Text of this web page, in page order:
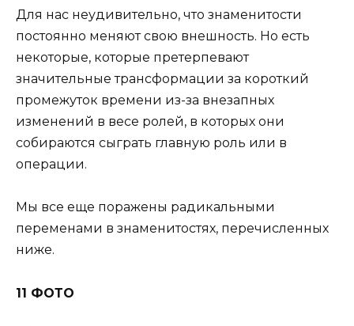
Для нас неудивительно, что знаменитости
постоянно меняют свою внешность. Но есть
некоторые, которые претерпевают
значительные трансформации за короткий
промежуток времени из-за внезапных
изменений в весе ролей, в которых они
собираются сыграть главную роль или в
операции.
Мы все еще поражены радикальными
переменами в знаменитостях, перечисленных
ниже.
11 ФОТО